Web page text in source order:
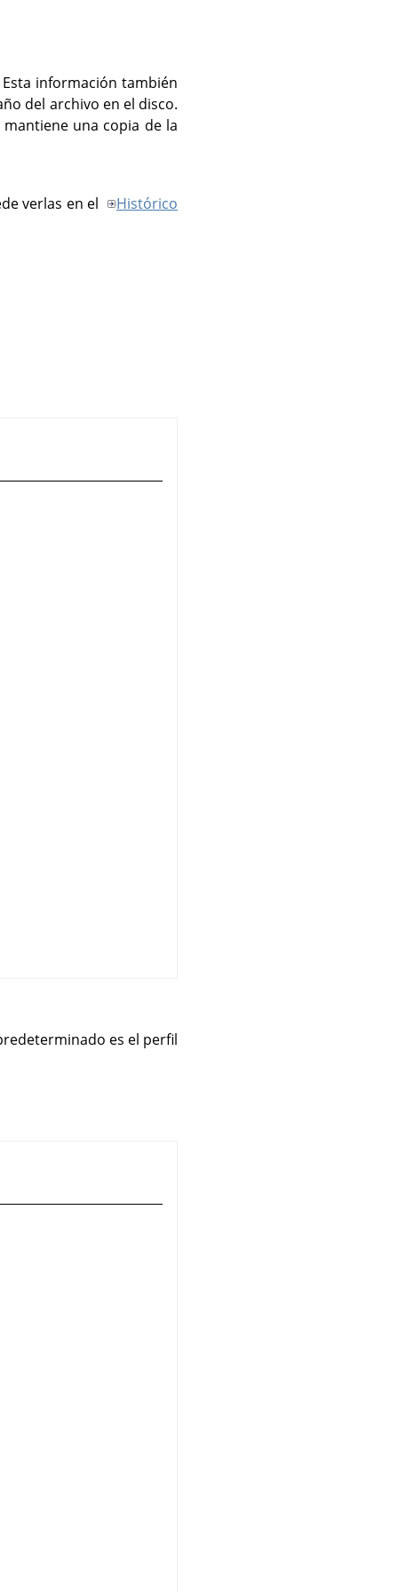
información también
del archivo en el disco.
mantiene una copia de la
verlas en el
Histórico
es el perfil